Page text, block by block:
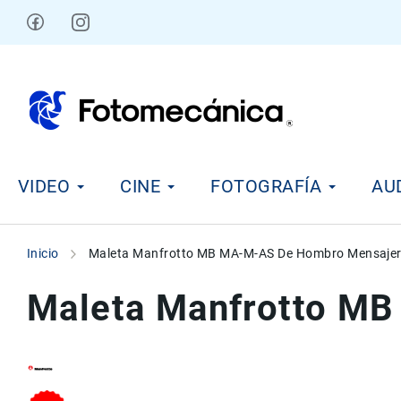
Ir
i
e
n
e
o
VIDEO CINE FOTOGRAFÍA
Inicio Maleta Manfrotto MB MA-M-AS De Hombro
Maleta Manfrotto